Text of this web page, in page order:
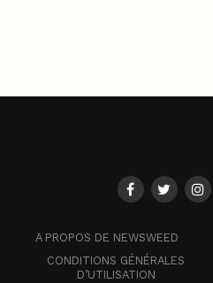
A PROPOS DE NEWSWEED
CONDITIONS GÉNÉRALES
D’UTILISATION